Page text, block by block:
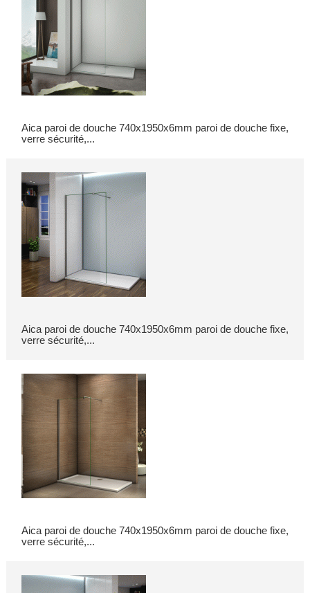
Aica paroi de douche 740x1950x6mm paroi de douche fixe,
verre sécurité,...
Aica paroi de douche 740x1950x6mm paroi de douche fixe,
verre sécurité,...
Aica paroi de douche 740x1950x6mm paroi de douche fixe,
verre sécurité,...